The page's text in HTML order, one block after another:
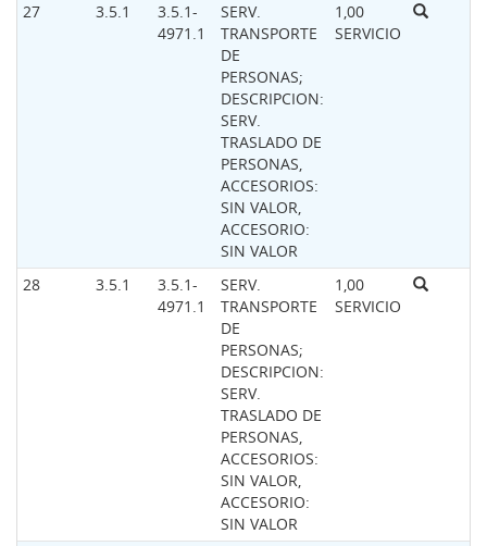
27 3.5.1
3.5.1-
4971.1
SERV.
TRANSPORTE
DE
PERSONAS;
DESCRIPCION:
SERV.
TRASLADO DE
PERSONAS,
ACCESORIOS:
SIN VALOR,
ACCESORIO:
SIN VALOR
1,00
SERVICIO
28 3.5.1
3.5.1-
4971.1
SERV.
TRANSPORTE
DE
PERSONAS;
DESCRIPCION:
SERV.
TRASLADO DE
PERSONAS,
ACCESORIOS:
SIN VALOR,
ACCESORIO:
SIN VALOR
1,00
SERVICIO